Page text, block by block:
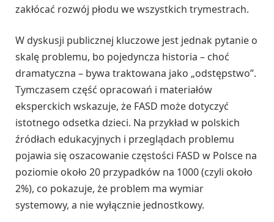
zakłócać rozwój płodu we wszystkich trymestrach.
W dyskusji publicznej kluczowe jest jednak pytanie o
skalę problemu, bo pojedyncza historia – choć
dramatyczna – bywa traktowana jako „odstępstwo”.
Tymczasem część opracowań i materiałów
eksperckich wskazuje, że FASD może dotyczyć
istotnego odsetka dzieci. Na przykład w polskich
źródłach edukacyjnych i przeglądach problemu
pojawia się oszacowanie częstości FASD w Polsce na
poziomie około 20 przypadków na 1000 (czyli około
2%), co pokazuje, że problem ma wymiar
systemowy, a nie wyłącznie jednostkowy.